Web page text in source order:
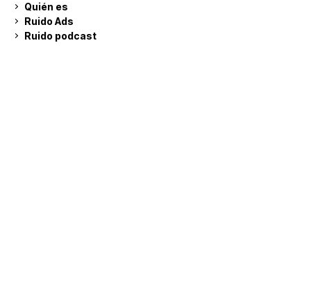
Quién es
Ruido Ads
Ruido podcast